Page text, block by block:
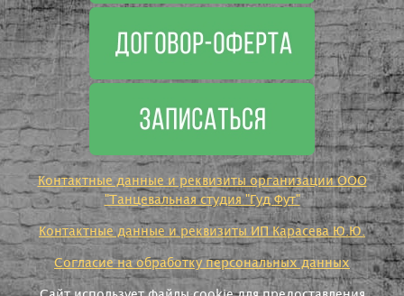
Контактные данные и реквизиты организации ООО
"Танцевальная студия "Гуд Фут"
Контактные данные и реквизиты ИП Карасева Ю.Ю.
Согласие на обработку персональных данных